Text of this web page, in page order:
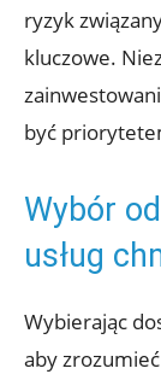
ryzyk
kluczowe.
być
Wybór
usług
Wybierając
aby